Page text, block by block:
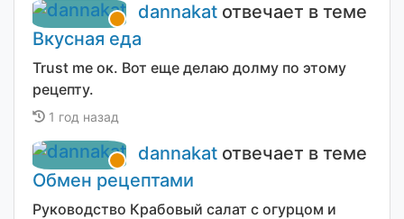
dannakat отвечает в теме
Вкусная еда
Trust me ок. Вот еще делаю долму по этому
рецепту.
1 год назад
dannakat отвечает в теме
Обмен рецептами
Руководство Крабовый салат с огурцом и